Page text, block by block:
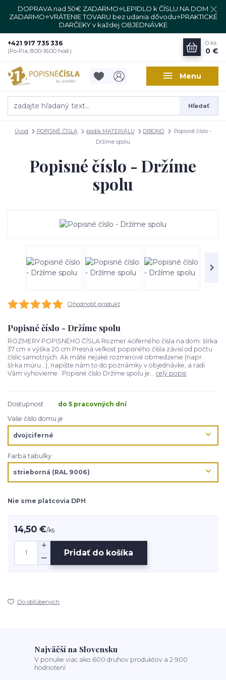
DOPRAVA nad 50€ ZADARMO⭐LEPIDLO k ČÍSLU NA DOM
ZADARMO⭐VRÁTENIE TOVARU bez udania dôvodu⭐PRAKTICKÉ
DARČEKY v každej OBJEDNÁVKE
Menu
Hľadať
+421 917 735 336
(Po-Pia, 8:00-16:00 hod.)
0 ks
0 €
Úvod POPISNÉ ČÍSLA podľa MATERIÁLU DIBOND
Popisné číslo -
Držíme spolu
Popisné číslo - Držíme
spolu
Ohodnotiť produkt
Popisné číslo - Držíme spolu
ROZMERY POPISNÉHO ČÍSLA Rozmer 4ciferného čísla na dom: šírka
37 cm x výška 20 cm Presná veľkosť popisného čísla závisí od počtu
číslic samotných. Ak máte nejaké rozmerové obmedzenie (napr.
šírka múru...), napíšte nám to do poznámky v objednávke, a radi
Vám vyhovieme. Popisné číslo Držíme spolu je... celý popis
Dostupnosť
do 5 pracovných dní
Vaše číslo domu je
Farba tabuľky
Nie sme platcovia DPH
14,50 €/ks
Pridať do košíka
Do obľúbených
Najväčší na Slovensku
V ponuke viac ako 600 druhov produktov a 2 900
hodnotení